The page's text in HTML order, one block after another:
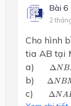
Bài 6
2
Cho hình
tia AB tại
a)
ΔNB
Δ NB
b) ΔNB
Δ NBM
c) ΔNA
Δ NA